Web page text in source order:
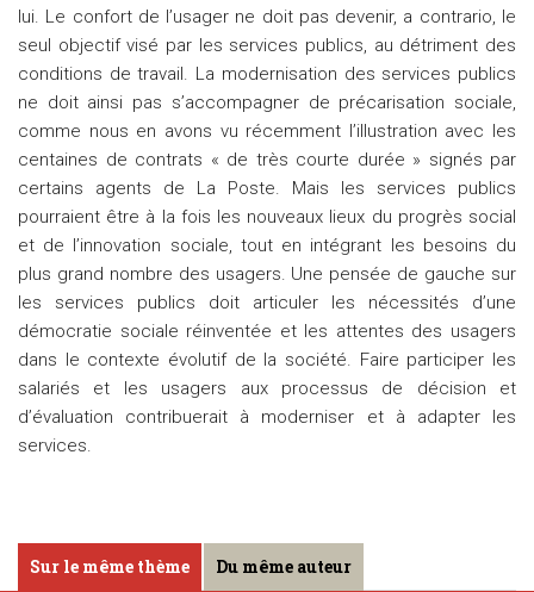
lui. Le confort de l’usager ne doit pas devenir, a contrario, le
seul objectif visé par les services publics, au détriment des
conditions de travail. La modernisation des services publics
ne doit ainsi pas s’accompagner de précarisation sociale,
comme nous en avons vu récemment l’illustration avec les
centaines de contrats « de très courte durée » signés par
certains agents de La Poste. Mais les services publics
pourraient être à la fois les nouveaux lieux du progrès social
et de l’innovation sociale, tout en intégrant les besoins du
plus grand nombre des usagers. Une pensée de gauche sur
les services publics doit articuler les nécessités d’une
démocratie sociale réinventée et les attentes des usagers
dans le contexte évolutif de la société. Faire participer les
salariés et les usagers aux processus de décision et
d’évaluation contribuerait à moderniser et à adapter les
services.
Sur le même thème Du même auteur